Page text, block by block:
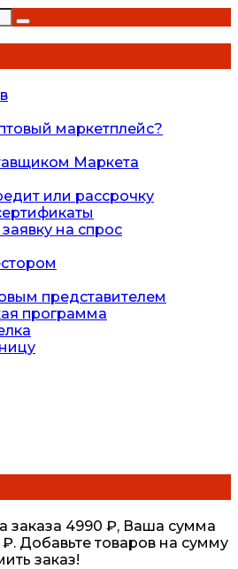
маркетплейс?
Маркета
или рассрочку
на спрос
представителем
программа
заказа 4990 ₽, Ваша сумма
₽. Добавьте товаров на сумму
заказ!